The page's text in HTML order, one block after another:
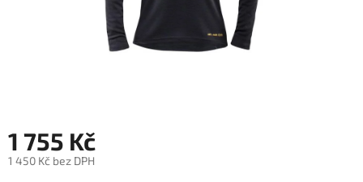
1 755 Kč
1 450 Kč bez DPH